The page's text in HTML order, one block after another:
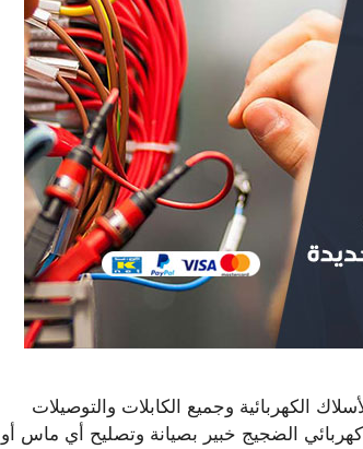
الكهربائية وجميع الكابلات والتوصيلات
الضجيج خبير بصيانة وتصليح أي ماس أو